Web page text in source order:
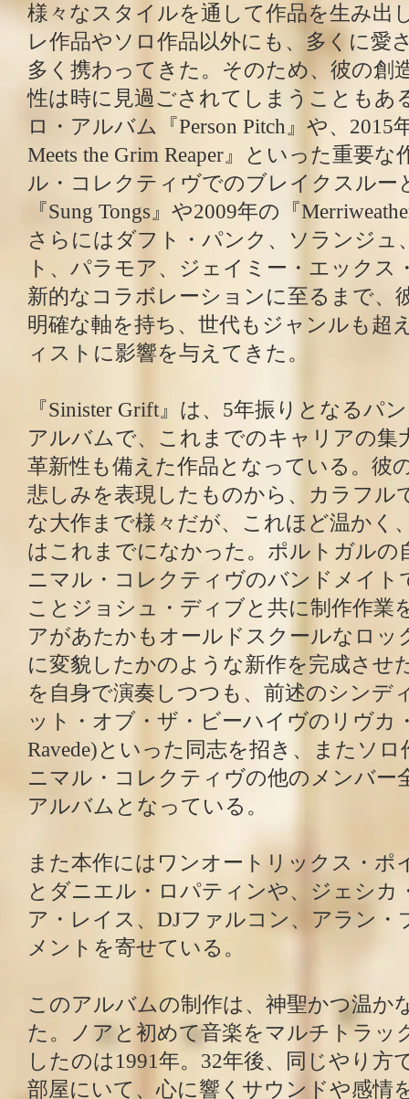
様々なスタイルを通して作品を生み出
レ作品やソロ作品以外にも、多くに愛
多く携わってきた。そのため、彼の創
性は時に見過ごされてしまうこともあ
ロ・アルバム『Person Pitch』や、2015
Meets the Grim Reaper』といった重要
ル・コレクティヴでのブレイクスルー
『Sung Tongs』や2009年の『
さらにはダフト・パンク、ソランジュ
ト、パラモア、ジェイミー・エックス
新的なコラボレーションに至るまで、
明確な軸を持ち、世代もジャンルも超
ィストに影響を与えてきた。
『Sinister Grift』は、5年振りとなるパ
アルバムで、これまでのキャリアの集
革新性も備えた作品となっている。彼
悲しみを表現したものから、カラフル
な大作まで様々だが、これほど温かく
はこれまでになかった。ポルトガルの
ニマル・コレクティヴのバンドメイト
ことジョシュ・ディブと共に制作作業
アがあたかもオールドスクールなロッ
に変貌したかのような新作を完成させ
を自身で演奏しつつも、前述のシンデ
ット・オブ・ザ・ビーハイヴのリヴカ
Ravede)といった同志を招き、またソ
ニマル・コレクティヴの他のメンバー
アルバムとなっている。
また本作にはワンオートリックス・ポ
とダニエル・ロパティンや、ジェシカ
ア・レイス、DJファルコン、アラン・
メントを寄せている。
このアルバムの制作は、神聖かつ温か
た。ノアと初めて音楽をマルチトラッ
したのは1991年。32年後、同じやり方
部屋にいて、心に響くサウンドや感情